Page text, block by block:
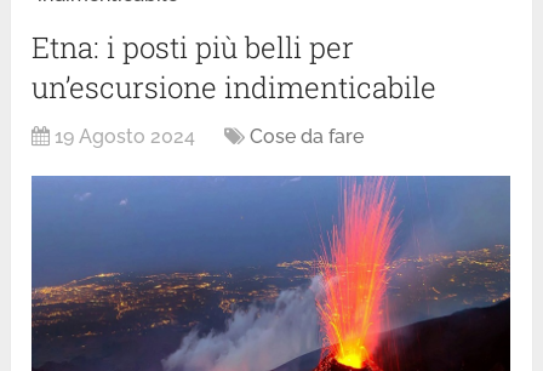
Etna: i posti più belli per
un’escursione indimenticabile
19 Agosto 2024 Cose da fare